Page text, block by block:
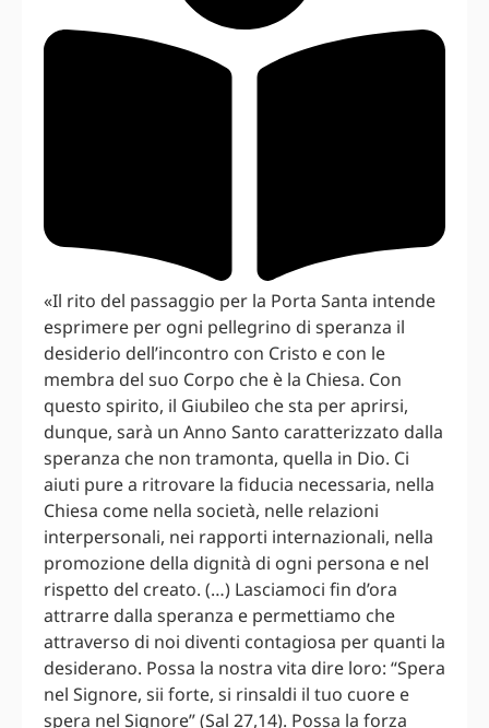
«Il rito del passaggio per la Porta Santa intende
esprimere per ogni pellegrino di speranza il
desiderio dell’incontro con Cristo e con le
membra del suo Corpo che è la Chiesa. Con
questo spirito, il Giubileo che sta per aprirsi,
dunque, sarà un Anno Santo caratterizzato dalla
speranza che non tramonta, quella in Dio. Ci
aiuti pure a ritrovare la fiducia necessaria, nella
Chiesa come nella società, nelle relazioni
interpersonali, nei rapporti internazionali, nella
promozione della dignità di ogni persona e nel
rispetto del creato. (…) Lasciamoci fin d’ora
attrarre dalla speranza e permettiamo che
attraverso di noi diventi contagiosa per quanti la
desiderano. Possa la nostra vita dire loro: “Spera
nel Signore, sii forte, si rinsaldi il tuo cuore e
spera nel Signore” (Sal 27,14). Possa la forza